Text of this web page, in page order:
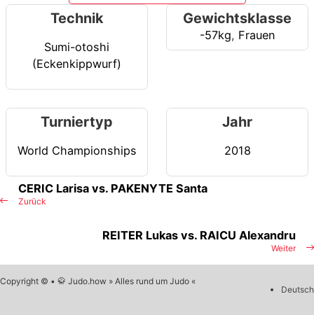
Technik
Sumi-otoshi
(Eckenkippwurf)
Gewichtsklasse
-57kg, Frauen
Turniertyp
World Championships
Jahr
2018
Zurück
CERIC Larisa vs. PAKENYTE Santa
Weiter
REITER Lukas vs. RAICU Alexandru
Copyright © • 🥋 Judo.how » Alles rund um Judo «
Deutsch